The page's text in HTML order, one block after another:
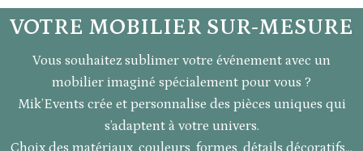
VOTRE MOBILIER SUR-MESURE
Vous souhaitez sublimer votre événement avec un
mobilier imaginé spécialement pour vous ?
Mik’Events crée et personnalise des pièces uniques qui
s’adaptent à votre univers.
Choix des matériaux, couleurs, formes, détails décoratifs…